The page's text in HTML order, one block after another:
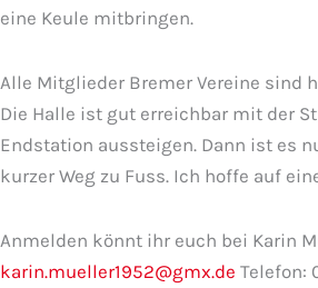
eine Keule mitbringen.
Alle Mitglieder Bremer Vereine sind
Die Halle ist gut erreichbar mit der
Endstation aussteigen. Dann ist es
kurzer Weg zu Fuss. Ich hoffe auf
Anmelden könnt ihr euch bei Karin
karin.mueller1952@gmx.de Telefon: